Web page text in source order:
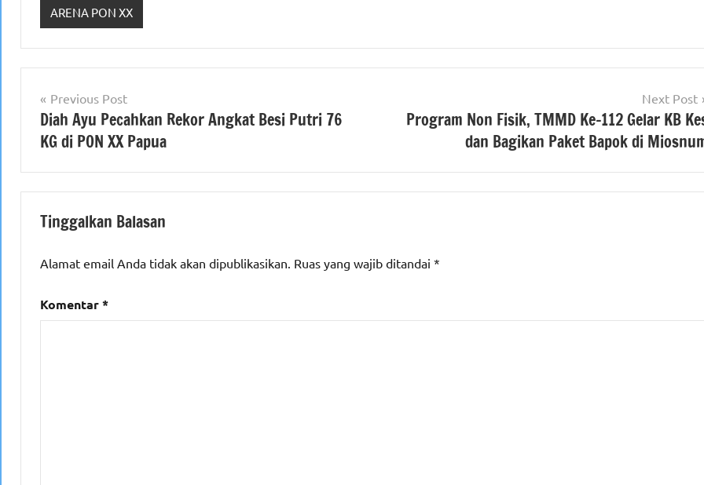
ARENA PON XX
Navigasi
pos
Previous Post
Diah Ayu Pecahkan Rekor Angkat Besi Putri 76
KG di PON XX Papua
Next Post
Program Non Fisik, TMMD Ke-112 Gelar KB
dan Bagikan Paket Bapok di
Tinggalkan Balasan
Alamat email Anda tidak akan dipublikasikan. Ruas yang wajib ditandai *
Komentar*